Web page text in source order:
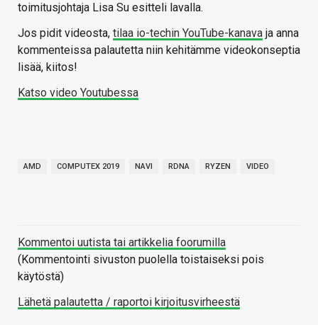
toimitusjohtaja Lisa Su esitteli lavalla.
Jos pidit videosta, tilaa io-techin YouTube-kanava ja anna
kommenteissa palautetta niin kehitämme videokonseptia
lisää, kiitos!
Katso video Youtubessa
AMD COMPUTEX 2019 NAVI RDNA RYZEN VIDEO
Kommentoi uutista tai artikkelia foorumilla
(Kommentointi sivuston puolella toistaiseksi pois
käytöstä)
Lähetä palautetta / raportoi kirjoitusvirheestä